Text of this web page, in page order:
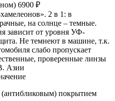
6900 ₽
2 в 1: в
на солнце – темные.
зависит от уровня УФ-
Не темнеют в машине, т.к.
слабо пропускает
проверенные линзы
Азии
покрытием